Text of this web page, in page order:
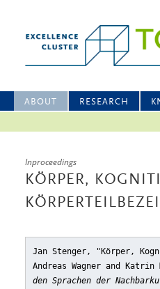
ABOUT RESEARCH
Inproceedings
KÖRPER,
Jan Stenger, "Körper,
Andreas Wagner and
den Sprachen der